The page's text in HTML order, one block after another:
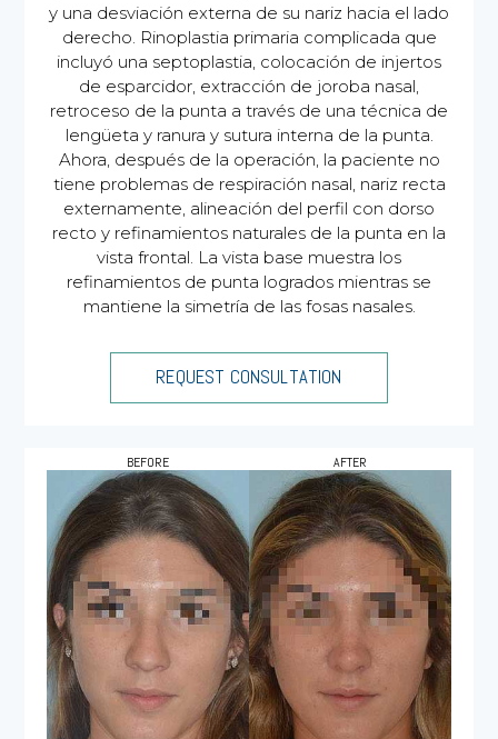
y una desviación externa de su nariz hacia el lado
derecho. Rinoplastia primaria complicada que
incluyó una septoplastia, colocación de injertos
de esparcidor, extracción de joroba nasal,
retroceso de la punta a través de una técnica de
lengüeta y ranura y sutura interna de la punta.
Ahora, después de la operación, la paciente no
tiene problemas de respiración nasal, nariz recta
externamente, alineación del perfil con dorso
recto y refinamientos naturales de la punta en la
vista frontal. La vista base muestra los
refinamientos de punta logrados mientras se
mantiene la simetría de las fosas nasales.
REQUEST CONSULTATION